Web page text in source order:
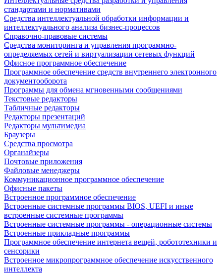
стандартами и нормативами
Средства интеллектуальной обработки информации и
интеллектуального анализа бизнес-процессов
Справочно-правовые системы
Средства мониторинга и управления программно-
определяемых сетей и виртуализации сетевых функций
Офисное программное обеспечение
Программное обеспечение средств внутреннего электронного
документооборота
Программы для обмена мгновенными сообщениями
Текстовые редакторы
Табличные редакторы
Редакторы презентаций
Редакторы мультимедиа
Браузеры
Средства просмотра
Органайзеры
Почтовые приложения
Файловые менеджеры
Коммуникационное программное обеспечение
Офисные пакеты
Встроенное программное обеспечение
Встроенные системные программы BIOS, UEFI и иные
встроенные системные программы
Встроенные системные программы - операционные системы
Встроенные прикладные программы
Программное обеспечение интернета вещей, робототехники и
сенсорики
Встроенное микропрограммное обеспечение искусственного
интеллекта